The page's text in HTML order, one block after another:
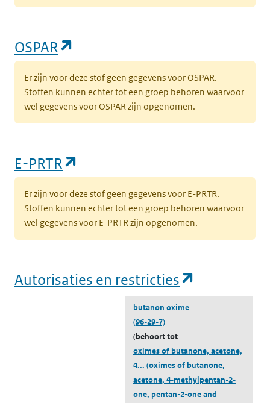
OSPAR
Er zijn voor deze stof geen gegevens voor OSPAR.
Stoffen kunnen echter tot een groep behoren waarvoor
wel gegevens voor OSPAR zijn opgenomen.
E-PRTR
Er zijn voor deze stof geen gegevens voor E-PRTR.
Stoffen kunnen echter tot een groep behoren waarvoor
wel gegevens voor E-PRTR zijn opgenomen.
Autorisaties en restricties
butanon oxime
(96-29-7)
(behoort tot
oximes of butanone, acetone,
4... (oximes of butanone,
acetone, 4-methylpentan-2-
one, pentan-2-one and